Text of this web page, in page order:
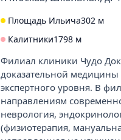
Площадь Ильича302 м
Калитники1798 м
Филиал клиники Чудо
доказательной
экспертного уровня. В
направлениям
неврология,
(физиотерапия,